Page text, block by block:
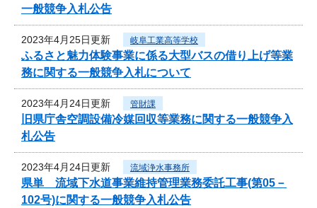
一般競争入札公告
2023年4月25日更新 岐阜工業高等学校
ふるさと魅力体験事業に係る大型バスの借り上げ等業
務に関する一般競争入札について
2023年4月24日更新 管財課
旧県庁舎空調設備冷媒回収等業務に関する一般競争入
札公告
2023年4月24日更新 流域浄水事務所
県単 流域下水道事業維持管理業務委託工事(第05－
102号)に関する一般競争入札公告